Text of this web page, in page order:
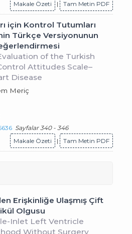
Makale Özeti
| Tam Metin PDF
için Kontrol Tutumları
Türkçe Versiyonunun
of the Turkish
Attitudes Scale–
Disease
Meriç
Sayfalar 340 - 346
Makale Özeti
| Tam Metin PDF
Erişkinliğe Ulaşmış Çift
Olgusu
Inlet Left Ventricle
Without Surgery